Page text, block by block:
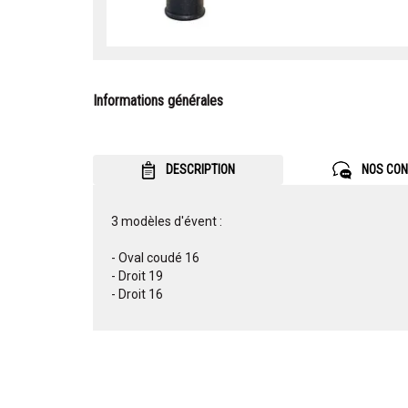
Informations générales
DESCRIPTION NOS
3 modèles d'évent :
- Oval coudé 16
- Droit 19
- Droit 16